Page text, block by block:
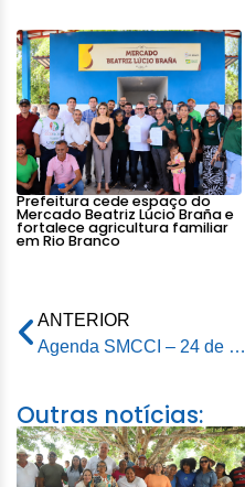
Prefeitura cede espaço do
Mercado Beatriz Lúcio Braña e
fortalece agricultura familiar
em Rio Branco
ANTERIOR
Agenda SMCCI – 24 de fevereiro de 2026
Outras notícias: